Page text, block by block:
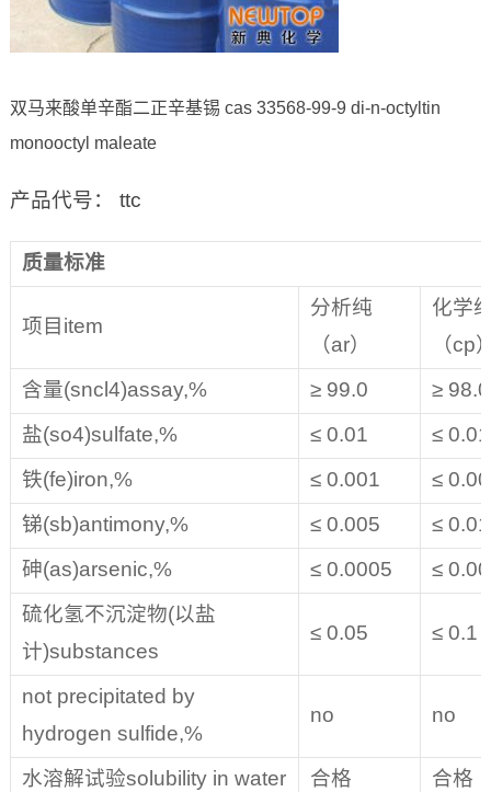
双马来酸单辛酯二正辛基锡 cas 33568-99-9 di-n-octyltin
monooctyl maleate
产品代号： ttc
质量标准
项目item
分析纯
（ar）
化学
（cp
含量(sncl4)assay,%
≥ 99.0
≥ 98.0
盐(so4)sulfate,%
≤ 0.01
≤ 0.01
铁(fe)iron,%
≤ 0.001
≤
锑(sb)antimony,%
≤ 0.005
≤ 0.01
砷(as)arsenic,%
≤ 0.0005
≤
硫化氢不沉淀物(以盐
计)substances
≤ 0.05 ≤ 0.1
not precipitated by
hydrogen sulfide,%
no no
水溶解试验solubility in water 合格
合格